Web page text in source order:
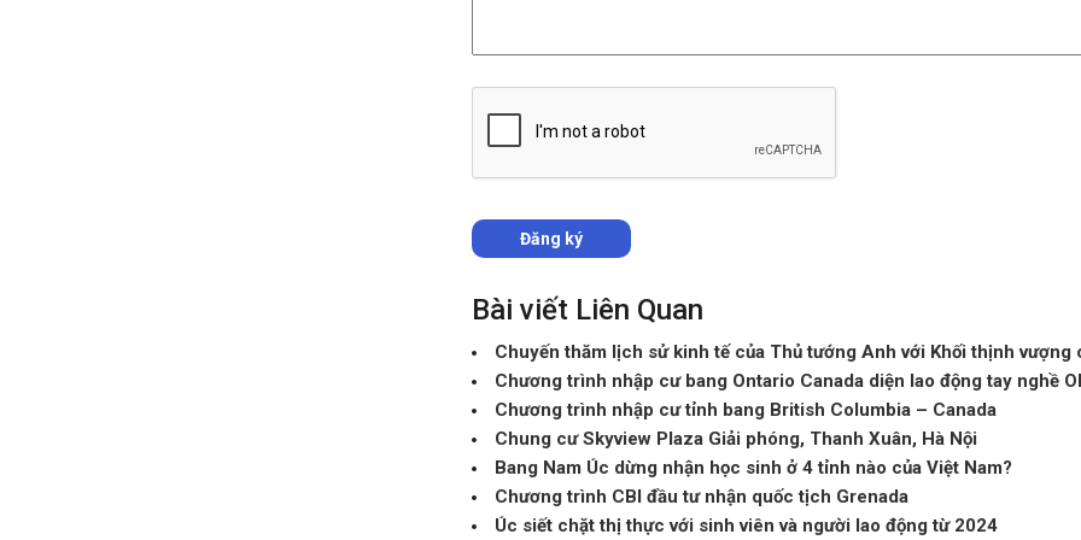
Bài viết Liên Quan
Chuyến thăm lịch sử kinh tế của Thủ tướng Anh với Khối thịnh vượng
Chương trình nhập cư bang Ontario Canada diện lao động tay nghề
Chương trình nhập cư tỉnh bang British Columbia – Canada
Chung cư Skyview Plaza Giải phóng, Thanh Xuân, Hà Nội
Bang Nam Úc dừng nhận học sinh ở 4 tỉnh nào của Việt Nam?
Chương trình CBI đầu tư nhận quốc tịch Grenada
Úc siết chặt thị thực với sinh viên và người lao động từ 2024